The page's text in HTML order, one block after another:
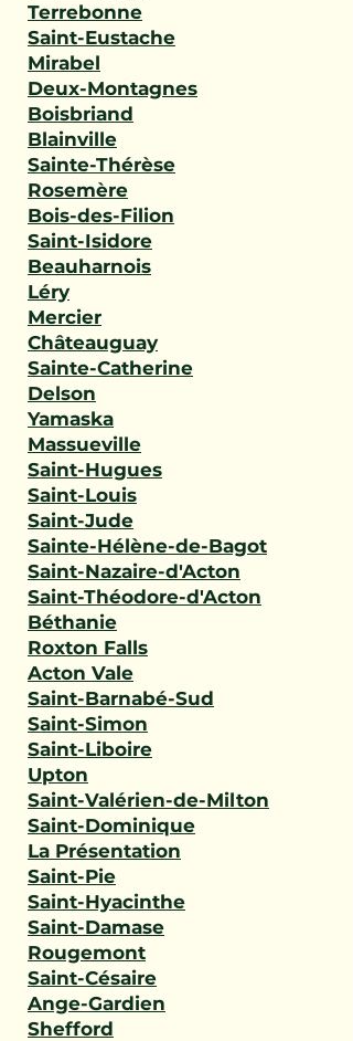
Terrebonne
Saint-Eustache
Mirabel
Deux-Montagnes
Boisbriand
Blainville
Sainte-Thérèse
Rosemère
Bois-des-Filion
Saint-Isidore
Beauharnois
Léry
Mercier
Châteauguay
Sainte-Catherine
Delson
Yamaska
Massueville
Saint-Hugues
Saint-Louis
Saint-Jude
Sainte-Hélène-de-Bagot
Saint-Nazaire-d'Acton
Saint-Théodore-d'Acton
Béthanie
Roxton Falls
Acton Vale
Saint-Barnabé-Sud
Saint-Simon
Saint-Liboire
Upton
Saint-Valérien-de-Milton
Saint-Dominique
La Présentation
Saint-Pie
Saint-Hyacinthe
Saint-Damase
Rougemont
Saint-Césaire
Ange-Gardien
Shefford